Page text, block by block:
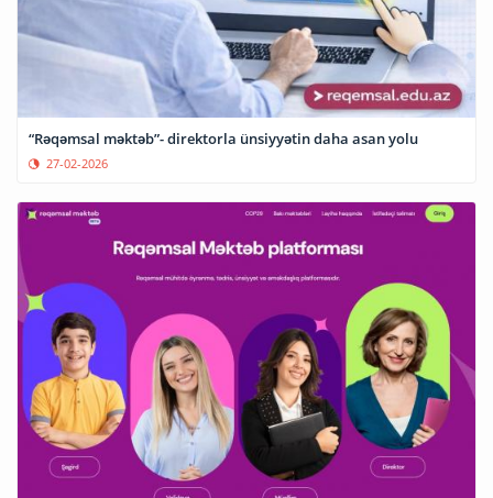
“Rəqəmsal məktəb”- direktorla ünsiyyətin daha asan yolu
27-02-2026